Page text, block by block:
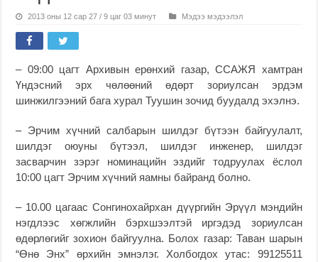
2013 оны 12 сар 27 / 9 цаг 03 минут Мэдээ мэдээлэл
– 09:00 цагт Архивын ерөнхий газар, ССАЖЯ хамтран
Үндэсний эрх чөлөөний өдөрт зориулсан эрдэм
шинжилгээний бага хурал Туушин зочид буудалд эхэлнэ.
– Эрчим хүчний салбарын шилдэг бүтээн байгуулалт,
шилдэг оюуны бүтээл, шилдэг инженер, шилдэг
засварчин зэрэг номинацийн эздийг тодруулах ёслол
10:00 цагт Эрчим хүчний яамны байранд болно.
– 10.00 цагаас Сонгинохайрхан дүүргийн Эрүүл мэндийн
нэгдлээс хөгжлийн бэрхшээлтэй иргэдэд зориулсан
өдөрлөгийг зохион байгуулна. Болох газар: Таван шарын
“Өнө Энх” өрхийн эмнэлэг. Холбогдох утас: 99125511